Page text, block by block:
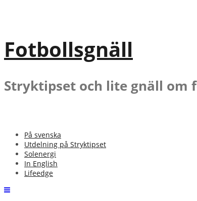
Fotbollsgnäll
Stryktipset och lite gnäll om
På svenska
Utdelning på Stryktipset
Solenergi
In English
Lifeedge